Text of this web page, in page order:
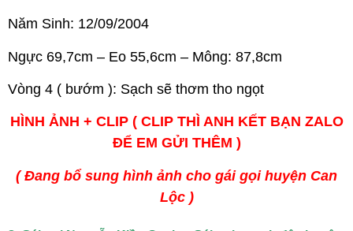
Năm Sinh: 12/09/2004
Ngực 69,7cm – Eo 55,6cm – Mông: 87,8cm
Vòng 4 ( bướm ): Sạch sẽ thơm tho ngọt
HÌNH ẢNH + CLIP ( CLIP THÌ ANH KẾT BẠN ZALO
ĐỂ EM GỬI THÊM )
( Đang bổ sung hình ảnh cho gái gọi huyện Can
Lộc )